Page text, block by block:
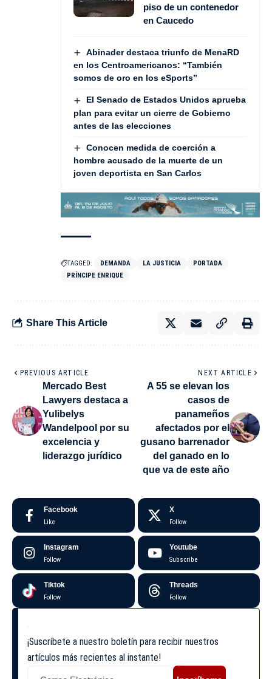
piso de un contenedor
en Caucedo
Abinader destaca triunfo de MenaRD
en los Centroamericanos: “También
somos de oro en los eSports”
El Senado de Estados Unidos aprueba
plan para evitar un cierre de Gobierno
antes de las elecciones
Conocen medida de coerción a
hombre acusado de la muerte de un
joven deportista en San Carlos
TAGGED: DEMANDA LA JUSTICIA
PORTADA
PRÍNCIPE ENRIQUE
Share This Article
PREVIOUS ARTICLE
Mercado Best
Lawyers destaca a
Yulibelys
Wandelpool por su
excelencia y
liderazgo jurídico
NEXT ARTICLE
A 55 se elevan los
casos de
panameños
afectados por el
gusano barrenador
del ganado en lo
que va de este año
Facebook
Like
X
Follow
Instagram
Follow
Youtube
Subscribe
Tiktok
Follow
Threads
Follow
¡Suscríbete a nuestro boletín para recibir nuestros
artículos más recientes al instante!